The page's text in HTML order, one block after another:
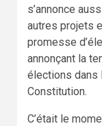
s’annonce
autres projets
promesse
annonçant la
élections dans
Constitution.
C’était le